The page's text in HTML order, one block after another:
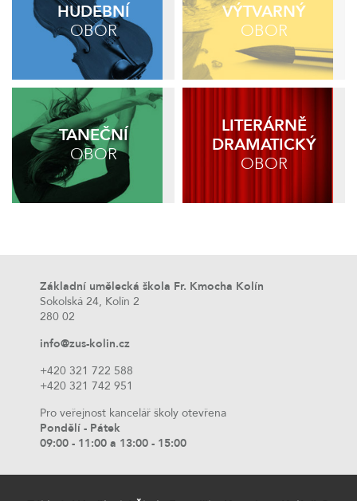
HUDEBNÍ
OBOR
VÝTVARNÝ
OBOR
TANEČNÍ
OBOR
LITERÁRNĚ
DRAMATICKÝ
OBOR
Základní umělecká škola Fr. Kmocha Kolín
Sokolská 24, Kolín 2
280 02
info@zus-kolin.cz
+420 321 722 588
+420 321 742 951
Pro veřejnost kancelář školy otevřena
Pondělí - Pátek
09:00 - 11:00 a 13:00 - 15:00